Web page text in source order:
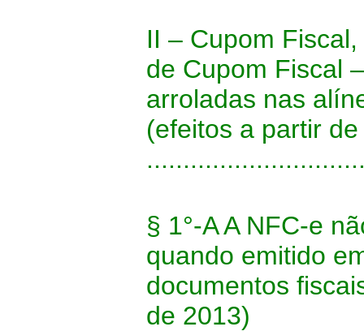
II – Cupom
de Cupom Fiscal
arroladas nas
(efeitos a partir
§ 1°-A A NFC-e
quando emitido
documentos
de 2013)